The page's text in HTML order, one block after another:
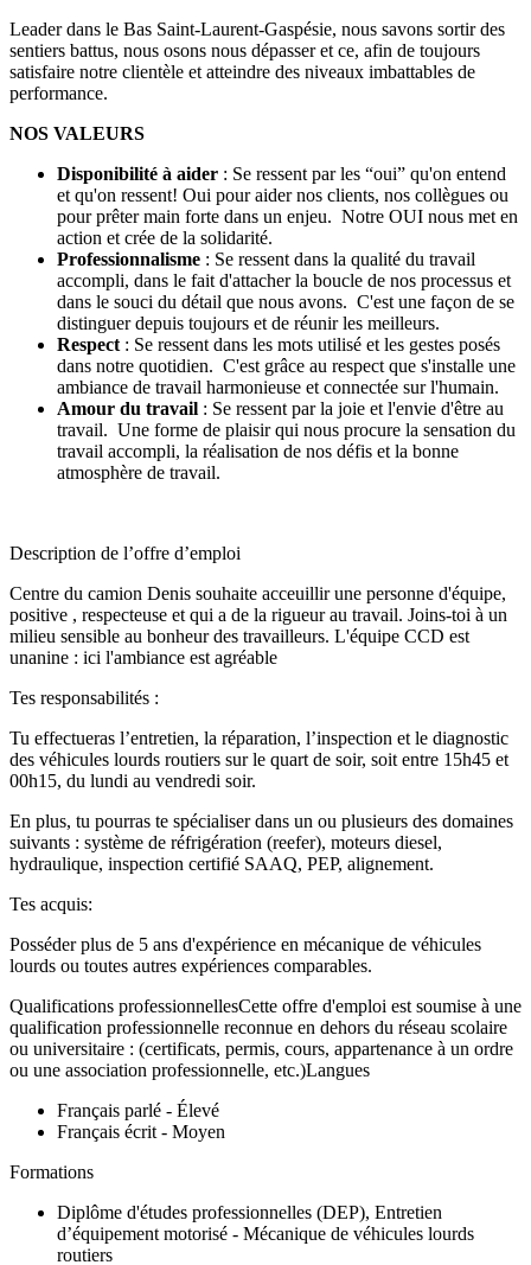
Leader dans le Bas Saint-Laurent-Gaspésie, nous savons sortir des
sentiers battus, nous osons nous dépasser et ce, afin de toujours
satisfaire notre clientèle et atteindre des niveaux imbattables de
performance.
NOS VALEURS
Disponibilité à aider : Se ressent par les “oui” qu'on entend
et qu'on ressent! Oui pour aider nos clients, nos collègues ou
pour prêter main forte dans un enjeu. Notre OUI nous met en
action et crée de la solidarité.
Professionnalisme : Se ressent dans la qualité du travail
accompli, dans le fait d'attacher la boucle de nos processus et
dans le souci du détail que nous avons. C'est une façon de se
distinguer depuis toujours et de réunir les meilleurs.
Respect : Se ressent dans les mots utilisé et les gestes posés
dans notre quotidien. C'est grâce au respect que s'installe une
ambiance de travail harmonieuse et connectée sur l'humain.
Amour du travail : Se ressent par la joie et l'envie d'être au
travail. Une forme de plaisir qui nous procure la sensation du
travail accompli, la réalisation de nos défis et la bonne
atmosphère de travail.
Description de l’offre d’emploi
Centre du camion Denis souhaite acceuillir une personne d'équipe,
positive , respecteuse et qui a de la rigueur au travail. Joins-toi à un
milieu sensible au bonheur des travailleurs. L'équipe CCD est
unanine : ici l'ambiance est agréable
Tes responsabilités :
Tu effectueras l’entretien, la réparation, l’inspection et le diagnostic
des véhicules lourds routiers sur le quart de soir, soit entre 15h45 et
00h15, du lundi au vendredi soir.
En plus, tu pourras te spécialiser dans un ou plusieurs des domaines
suivants : système de réfrigération (reefer), moteurs diesel,
hydraulique, inspection certifié SAAQ, PEP, alignement.
Tes acquis:
Posséder plus de 5 ans d'expérience en mécanique de véhicules
lourds ou toutes autres expériences comparables.
Qualifications professionnellesCette offre d'emploi est soumise à une
qualification professionnelle reconnue en dehors du réseau scolaire
ou universitaire : (certificats, permis, cours, appartenance à un ordre
ou une association professionnelle, etc.)Langues
Français parlé - Élevé
Français écrit - Moyen
Formations
Diplôme d'études professionnelles (DEP), Entretien
d’équipement motorisé - Mécanique de véhicules lourds
routiers